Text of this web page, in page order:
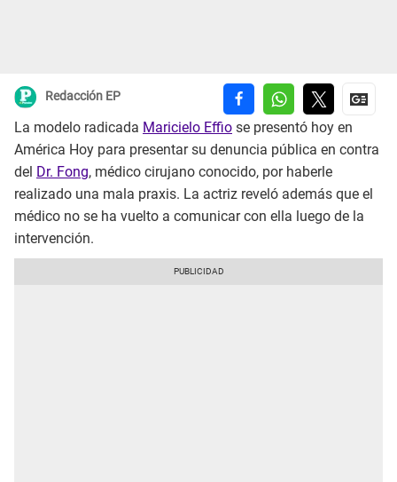
Redacción EP
La modelo radicada Maricielo Effio se presentó hoy en
América Hoy para presentar su denuncia pública en contra
del Dr. Fong, médico cirujano conocido, por haberle
realizado una mala praxis. La actriz reveló además que el
médico no se ha vuelto a comunicar con ella luego de la
intervención.